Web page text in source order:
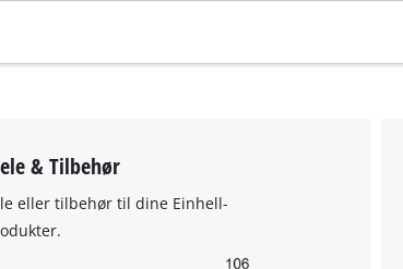
& Tilbehør
eller tilbehør til dine Einhell-